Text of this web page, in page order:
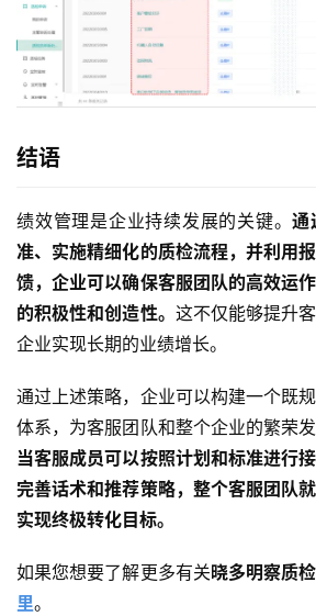
结语
绩效管理是企业持续发展的关键。通
准、实施精细化的质检流程，并利用
馈，企业可以确保客服团队的高效运
的积极性和创造性。 这不仅能够提升
企业实现长期的业绩增长。
通过上述策略，企业可以构建一个既
体系，为客服团队和整个企业的繁荣
当客服成员可以按照计划和标准进行
完善话术和推荐策略，整个客服团队
实现终极转化目标。
如果您想要了解更多有关晓多明察质检
里。